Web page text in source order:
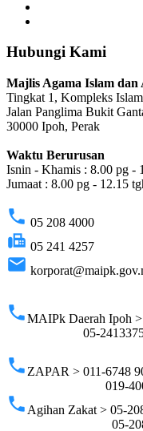
Hubungi Kami
Majlis Agama Islam
Tingkat 1, Kompleks
Jalan Panglima Bukit
30000 Ipoh, Perak
Waktu Berurusan
Isnin - Khamis : 8.00 pg -
Jumaat : 8.00 pg - 12.15
phone 05 208 4000
fax 05 241 4257
email
phoneMAIPk Daerah Ipoh >
05-
phone ZAPAR > 011-6748
019-400
phone Agihan Zakat > 05-
05-